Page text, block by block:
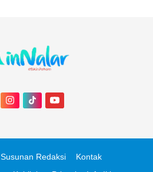
Susunan Redaksi
Kontak